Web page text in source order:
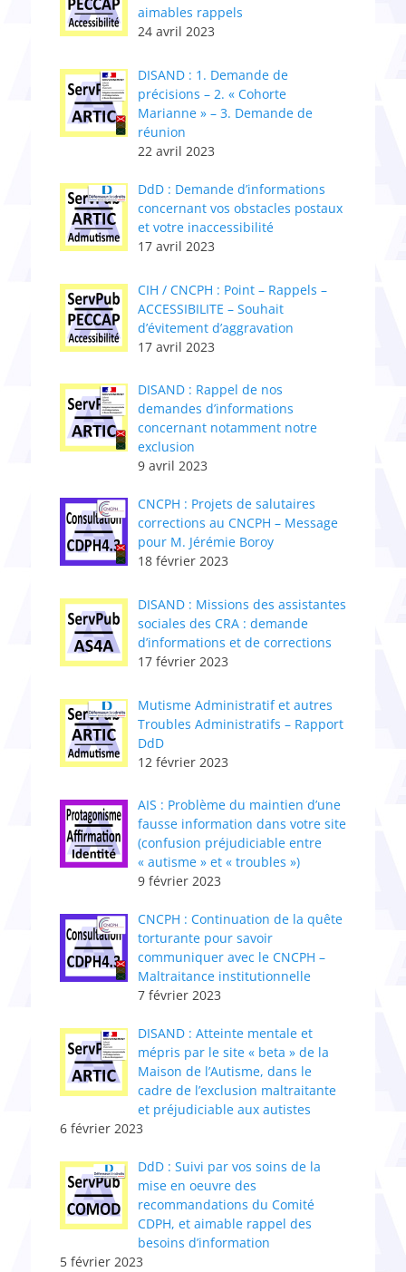
aimables rappels
24 avril 2023
DISAND : 1. Demande de
précisions – 2. « Cohorte
Marianne » – 3. Demande de
réunion
22 avril 2023
DdD : Demande d’informations
concernant vos obstacles postaux
et votre inaccessibilité
17 avril 2023
CIH / CNCPH : Point – Rappels –
ACCESSIBILITE – Souhait
d’évitement d’aggravation
17 avril 2023
DISAND : Rappel de nos
demandes d’informations
concernant notamment notre
exclusion
9 avril 2023
CNCPH : ​Projets de salutaires
corrections au CNCPH – Message
pour M. Jérémie Boroy
18 février 2023
DISAND : Missions des assistantes
sociales des CRA : demande
d’informations et de corrections
17 février 2023
Mutisme Administratif et autres
Troubles Administratifs – Rapport
DdD
12 février 2023
AIS : Problème du maintien d’une
fausse information dans votre site
(confusion préjudiciable entre
« autisme » et « troubles »)
9 février 2023
CNCPH : ​Continuation de la quête
torturante pour savoir
communiquer avec le CNCPH –
Maltraitance institutionnelle
7 février 2023
DISAND : Atteinte mentale et
mépris par le site « beta » de la
Maison de l’Autisme, dans le
cadre de l’exclusion maltraitante
et préjudiciable aux autistes
6 février 2023
DdD : Suivi par vos soins de la
mise en oeuvre des
recommandations du Comité
CDPH, et aimable rappel des
besoins d’information
5 février 2023